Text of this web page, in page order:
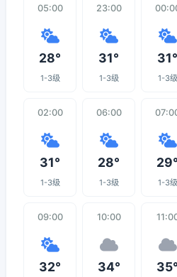
05:00
28°
1-3级
23:00
31°
1-3级
31°
1-3级
02:00
31°
1-3级
06:00
28°
1-3级
29°
1-3级
09:00
32°
10:00
34° 35°